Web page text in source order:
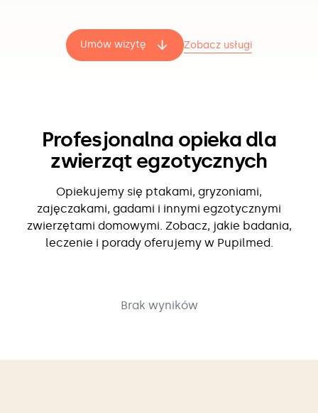
Umów wizytę Zobacz usługi
Profesjonalna opieka dla
zwierząt egzotycznych
Opiekujemy się ptakami, gryzoniami,
zajęczakami, gadami i innymi egzotycznymi
zwierzętami domowymi. Zobacz, jakie badania,
leczenie i porady oferujemy w Pupilmed.
Brak wyników